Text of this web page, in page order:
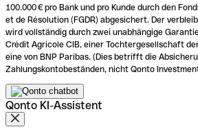
100.000 € pro Bank und pro Kunde durch den
et de Résolution (FGDR) abgesichert. Der
wird vollständig durch zwei unabhängige
Crédit Agricole CIB, einer Tochtergesellschaft
eine von BNP Paribas. (Dies betrifft die
Zahlungskontobeständen, nicht Qonto
Qonto KI-Assistent